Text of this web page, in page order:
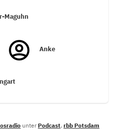
Maguhn
Anke
unter Podcast,rbb Potsdam